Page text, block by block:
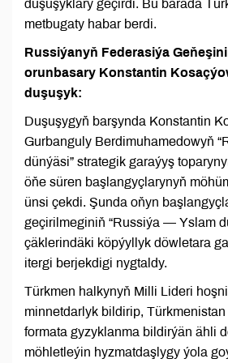
duşuşyklary geçirdi. Bu barada
metbugaty habar berdi.
Russiýanyň Federasiýa
orunbasary Konstantin
duşuşyk:
Duşuşygyň barşynda Konstantin
Gurbanguly Berdimuhamedowyň
dünýäsi” strategik garaýyş
öňe süren başlangyçlarynyň
ünsi çekdi. Şunda oňyn
geçirilmeginiň “Russiýa — Yslam
çäklerindäki köpýyllyk döwletara
itergi berjekdigi nygtaldy.
Türkmen halkynyň Milli Lideri
minnetdarlyk bildirip,
formata gyzyklanma bildirýän ähli
möhletleýin hyzmatdaşlygy ýola